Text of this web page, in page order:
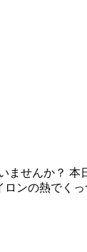
せんか？
の熱でく